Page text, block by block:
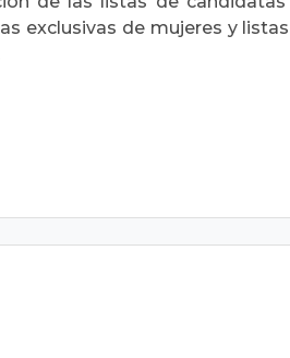
exclusivas de mujeres y